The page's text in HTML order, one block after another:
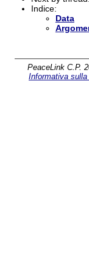
Indice:
Data
PeaceLink C.P.
Informativa